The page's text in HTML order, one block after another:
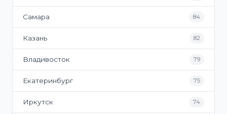
Самара 84
Казань 82
Владивосток 79
Екатеринбург 75
Иркутск 74